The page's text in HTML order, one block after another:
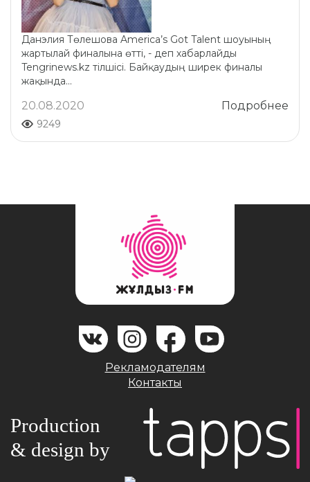
Данэлия Төлешова America’s Got Talent шоуының
жартылай финалына өтті, - деп хабарлайды
Tengrinews.kz тілшісі. Байқаудың ширек финалы
жақында...
Подробнее
20.08.2020
9249
Рекламодателям
Контакты